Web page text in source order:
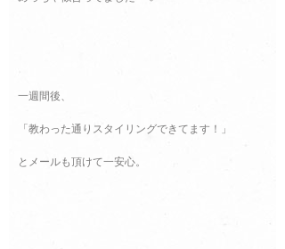
一週間後、
「教わった通りスタイリングできてます！」
とメールも頂けて一安心。